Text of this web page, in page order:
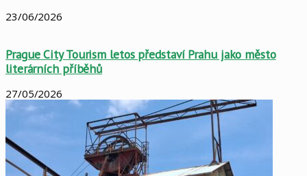
23/06/2026
Prague City Tourism letos představí Prahu jako město
literárních příběhů
27/05/2026